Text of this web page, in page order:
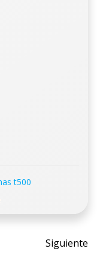
t500
Post
Siguiente